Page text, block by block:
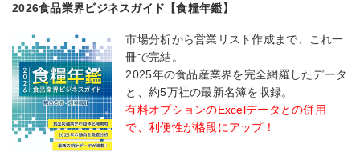
2026食品業界ビジネスガイド【食糧年鑑】
市場分析から営業リスト作成まで、これ一
冊で完結。
2025年の食品産業界を完全網羅したデータ
と、約5万社の最新名簿を収録。
有料オプションのExcelデータとの併用
で、利便性が格段にアップ！